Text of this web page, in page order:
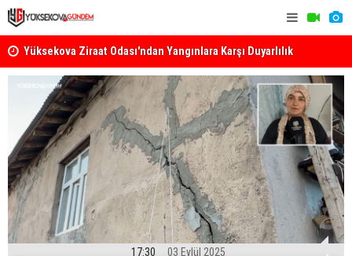
Yüksekova Ziraat Odası'ndan Yangınlara Karşı Duyarlılık
Çağrısı
17:30 03 Eylül 2025